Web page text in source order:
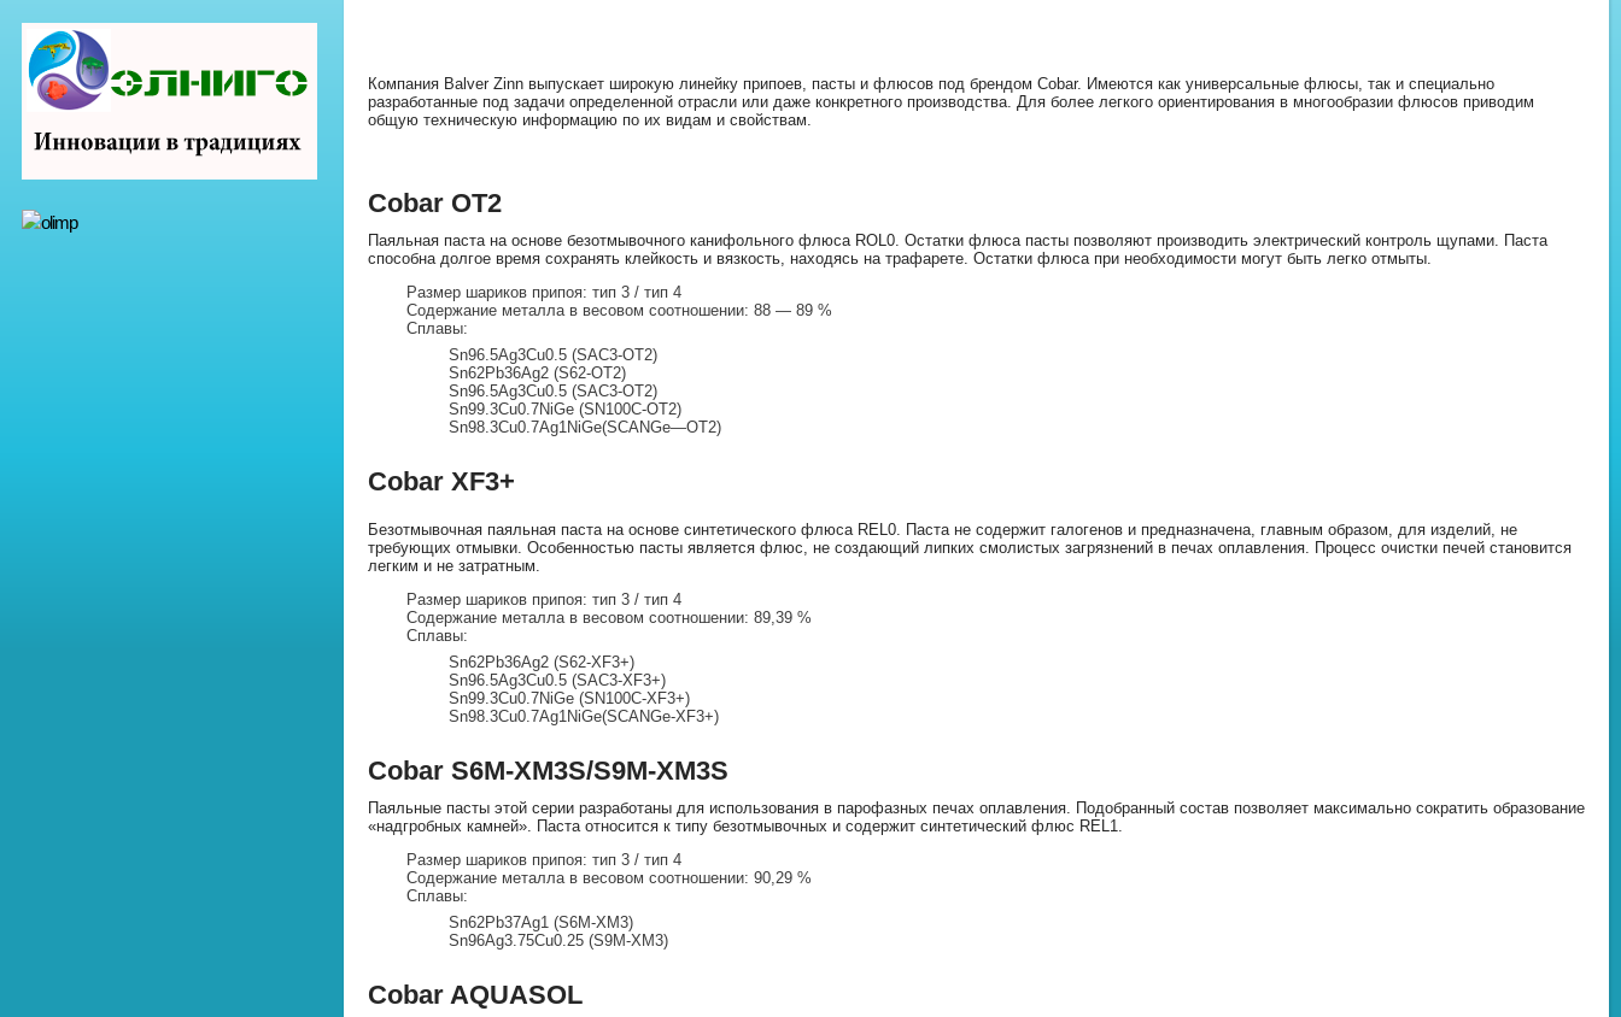
Компания Balver Zinn выпускает широкую линейку припоев, пасты и флюсов под брендом Cobar. Имеются как универсальные флюсы, так и специально
разработанные под задачи определенной отрасли или даже конкретного производства. Для более легкого ориентирования в многообразии флюсов приводим
общую техническую информацию по их видам и свойствам.
Cobar OT2
Паяльная паста на основе безотмывочного канифольного флюса ROL0. Остатки флюса пасты позволяют производить электрический контроль щупами. Паста
способна долгое время сохранять клейкость и вязкость, находясь на трафарете. Остатки флюса при необходимости могут быть легко отмыты.
Размер шариков припоя: тип 3 / тип 4
Содержание металла в весовом соотношении: 88 — 89 %
Сплавы:
Sn96.5Ag3Cu0.5 (SAC3-OT2)
Sn62Pb36Ag2 (S62-OT2)
Sn96.5Ag3Cu0.5 (SAC3-OT2)
Sn99.3Cu0.7NiGe (SN100C-OT2)
Sn98.3Cu0.7Ag1NiGe(SCANGe—OT2)
Cobar XF3+
Безотмывочная паяльная паста на основе синтетического флюса REL0. Паста не содержит галогенов и предназначена, главным образом, для изделий, не
требующих отмывки. Особенностью пасты является флюс, не создающий липких смолистых загрязнений в печах оплавления. Процесс очистки печей становится
легким и не затратным.
Размер шариков припоя: тип 3 / тип 4
Содержание металла в весовом соотношении: 89,39 %
Сплавы:
Sn62Pb36Ag2 (S62-XF3+)
Sn96.5Ag3Cu0.5 (SAC3-XF3+)
Sn99.3Cu0.7NiGe (SN100C-XF3+)
Sn98.3Cu0.7Ag1NiGe(SCANGe-XF3+)
Cobar S6M-XM3S/S9M-XM3S
Паяльные пасты этой серии разработаны для использования в парофазных печах оплавления. Подобранный состав позволяет максимально сократить образование
«надгробных камней». Паста относится к типу безотмывочных и содержит синтетический флюс REL1.
Размер шариков припоя: тип 3 / тип 4
Содержание металла в весовом соотношении: 90,29 %
Сплавы:
Sn62Pb37Ag1 (S6M-XM3)
Sn96Ag3.75Cu0.25 (S9M-XM3)
Cobar AQUASOL